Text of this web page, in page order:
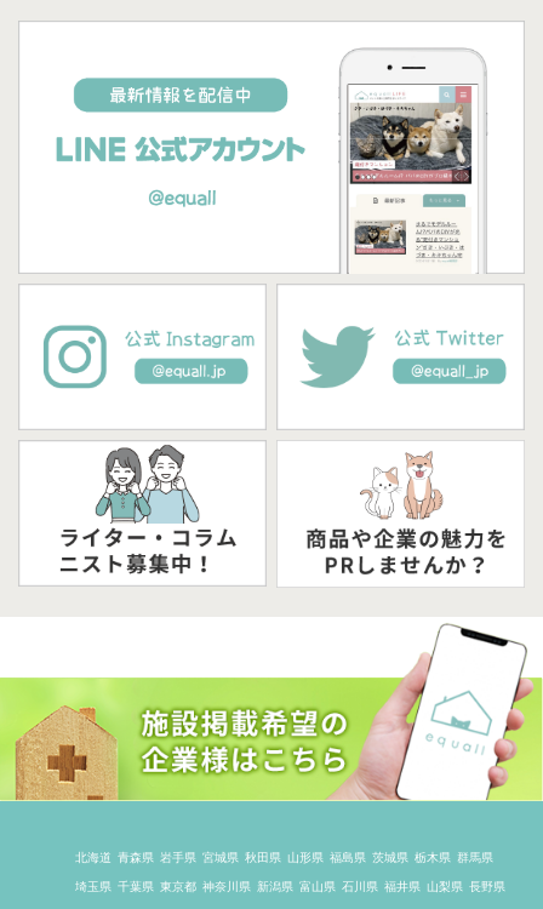
北海道 青森県 岩手県 宮城県 秋田県 山形県 福島県 茨城県 栃木県 群馬県
埼玉県 千葉県 東京都 神奈川県 新潟県 富山県 石川県 福井県 山梨県 長野県